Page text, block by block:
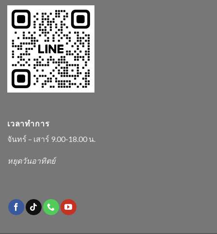
เวลาทำการ
จันทร์ – เสาร์ 9.00-18.00 น.
หยุดวันอาทิตย์